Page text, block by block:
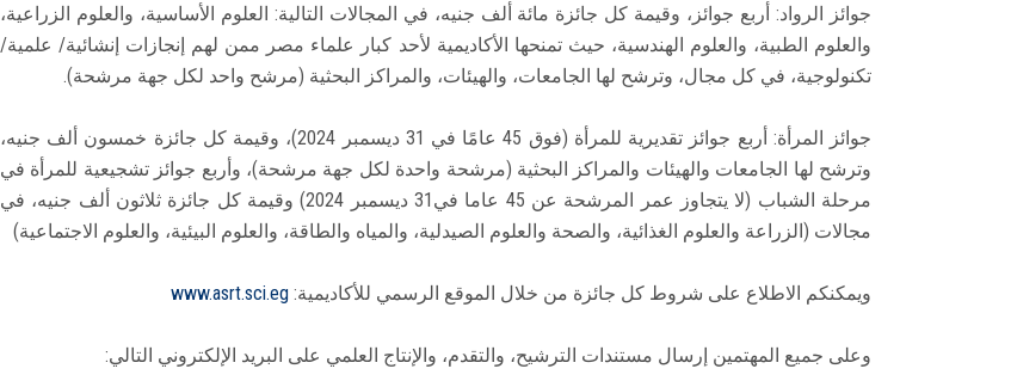
جوائز الرواد: أربع جوائز، وقيمة كل جائزة مائة ألف جنيه، في المجالات التالية: العلوم الأساسية، والعلوم الزراعية،
والعلوم الطبية، والعلوم الهندسية، حيث تمنحها الأكاديمية لأحد كبار علماء مصر ممن لهم إنجازات إنشائية/ علمية/
تكنولوجية، في كل مجال، وترشح لها الجامعات، والهيئات، والمراكز البحثية (مرشح واحد لكل جهة مرشحة).
جوائز المرأة: أربع جوائز تقديرية للمرأة (فوق 45 عامًا في 31 ديسمبر 2024)، وقيمة كل جائزة خمسون ألف جنيه،
وترشح لها الجامعات والهيئات والمراكز البحثية (مرشحة واحدة لكل جهة مرشحة)، وأربع جوائز تشجيعية للمرأة في
مرحلة الشباب (لا يتجاوز عمر المرشحة عن 45 عاما في31 ديسمبر 2024) وقيمة كل جائزة ثلاثون ألف جنيه، في
مجالات (الزراعة والعلوم الغذائية، والصحة والعلوم الصيدلية، والمياه والطاقة، والعلوم البيئية، والعلوم الاجتماعية)
ويمكنكم الاطلاع على شروط كل جائزة من خلال الموقع الرسمي للأكاديمية: www.asrt.sci.eg
وعلى جميع المهتمين إرسال مستندات الترشيح، والتقدم، والإنتاج العلمي على البريد الإلكتروني التالي: